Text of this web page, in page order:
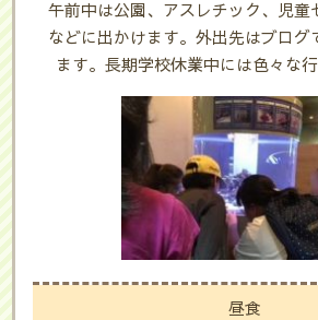
午前中は公園、アスレチック、児童
などに出かけます。外出先はブログ
ます。長期学校休業中には色々な行
昼食